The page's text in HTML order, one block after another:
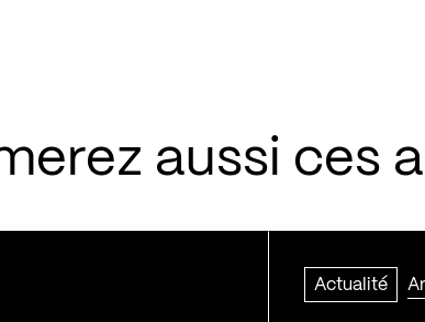
aussi ces
Actualité